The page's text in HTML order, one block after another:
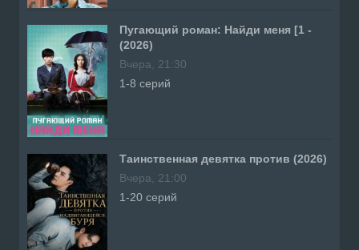
Пугающий роман: Найди меня [1 -
(2026)
Вчера, 21:30
1-8 серий
Таинственная девятка против (2026)
Вчера, 21:00
1-20 серий